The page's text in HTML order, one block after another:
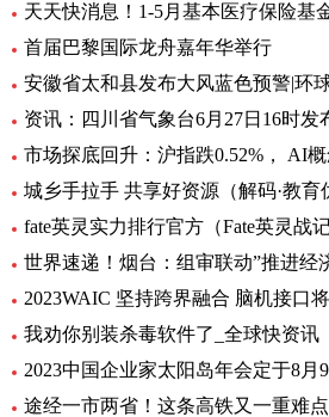
首届巴黎国际龙舟嘉年华举行
安徽省太和县发布大风蓝色预警|环
资讯：四川省气象台6月27日16时发
市场探底回升：沪指跌0.52%， AI
fate英灵实力排行官方（Fate英灵战
世界速递！烟台：组审联动”推进经
我劝你别装杀毒软件了_全球快资讯
2023中国企业家太阳岛年会定于8月